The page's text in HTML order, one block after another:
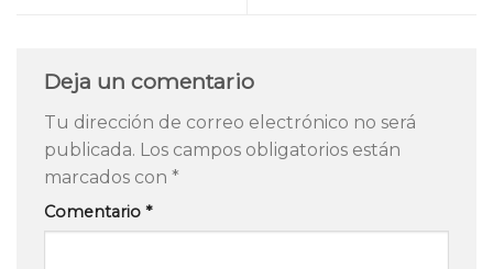
Deja un comentario
Tu dirección de correo electrónico no será
publicada. Los campos obligatorios están
marcados con *
Comentario *